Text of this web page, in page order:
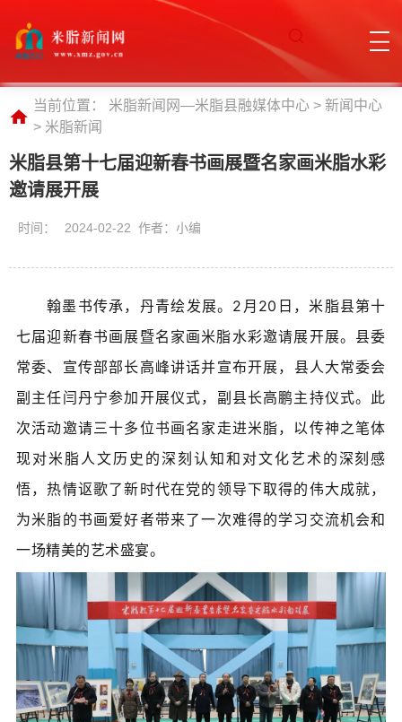
当前位置： 米脂新闻网—米脂县融媒体中心 > 新闻中心
> 米脂新闻
米脂县第十七届迎新春书画展暨名家画米脂水彩
邀请展开展
时间： 2024-02-22 作者：小编
翰墨书传承，丹青绘发展。2月20日，米脂县第十
七届迎新春书画展暨名家画米脂水彩邀请展开展。 县委
常委、宣传部部长高峰讲话并宣布开展， 县人大常委会
副主任闫丹宁参加开展仪式，副县长高鹏主持仪式。 此
次活动邀请三十多位书画名家走进米脂，以传神之笔体
现对米脂人文历史的深刻认知和对文化艺术的深刻感
悟，热情讴歌了新时代在党的领导下取得的伟大成就，
为米脂的书画爱好者带来了一次难得的学习交流机会和
一场精美的艺术盛宴。